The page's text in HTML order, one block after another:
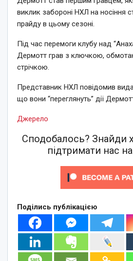
виклик забороні НХЛ на носіння
прайду в цьому сезоні.
Під час перемоги клубу над
Дермотт грав з ключкою,
стрічкою.
Представник НХЛ повідомив
що вони “переглянуть” дії
Джерело
Сподобалось? Знайди
підтримати нас
Поділись публікацією